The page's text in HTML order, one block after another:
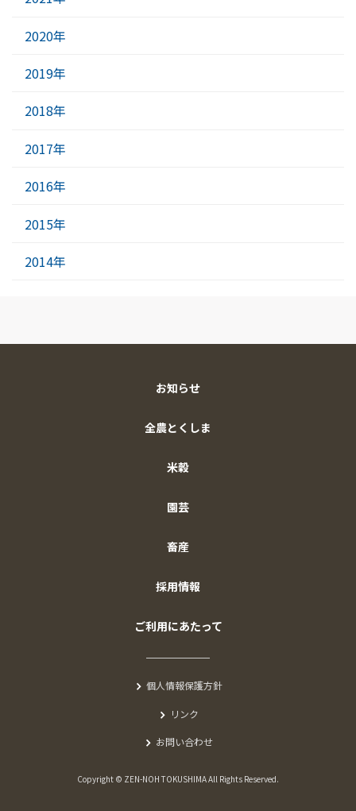
2020年
2019年
2018年
2017年
2016年
2015年
2014年
お知らせ
全農とくしま
米穀
園芸
畜産
採用情報
ご利用にあたって
Copyright © ZEN-NOH TOKUSHIMA All Rights Reserved.
個人情報保護方針
リンク
お問い合わせ